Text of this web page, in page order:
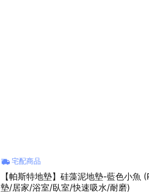
宅配商品
【帕斯特地墊】硅藻泥地墊-藍色小魚
墊/居家/浴室/臥室/快速吸水/耐磨)